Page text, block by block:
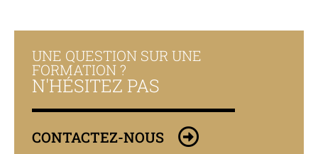
UNE QUESTION SUR UNE
FORMATION ?
N'HÉSITEZ PAS
CONTACTEZ-NOUS